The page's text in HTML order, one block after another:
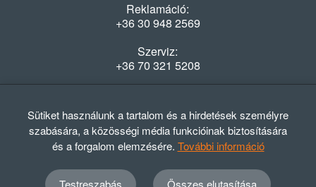
Reklamáció:
+36 30 948 2569
Szerviz:
+36 70 321 5208
Hétfő-Péntek: 08:00-16:30
Sütiket használunk a tartalom és a hirdetések személyre
szabására, a közösségi média funkcióinak biztosítására
és a forgalom elemzésére. További információ
Testreszabás Összes elutasítása